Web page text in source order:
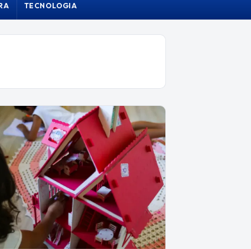
TECNOLOGIA